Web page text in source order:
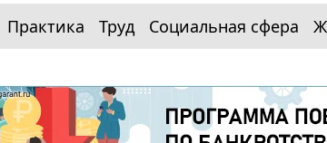
Практика Труд Социальная сфера